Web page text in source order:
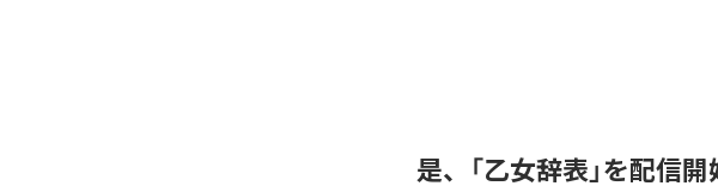
是、「乙女辞表」を配信開